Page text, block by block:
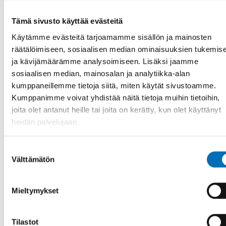
Tämä sivusto käyttää evästeitä
Käytämme evästeitä tarjoamamme sisällön ja mainosten
räätälöimiseen, sosiaalisen median ominaisuuksien
ja kävijämäärämme analysoimiseen. Lisäksi jaamme
sosiaalisen median, mainosalan ja analytiikka-alan
kumppaneillemme tietoja siitä, miten käytät sivustoamme.
Kumppanimme voivat yhdistää näitä tietoja muihin tietoihin,
joita olet antanut heille tai joita on kerätty, kun olet käyttänyt
heidän palvelujaan.
valinta
Välttämätön
Mieltymykset
Tilastot
Tobias Kammersgaard, Aarhus University, Tanska
Veera Kankainen, Helsingin yliopisto, Suomi
Jenni Savonen, Helsingin yliopisto, Suomi
Siri Thor, Karolinska Institutet, Ruotsi
Linn Gjersing, Norwegian Institute of Public Health, Norja
Lehden viimeisin numero
NAD 3/2026
Designing their Own Story: A Meta-Ethnography of Health